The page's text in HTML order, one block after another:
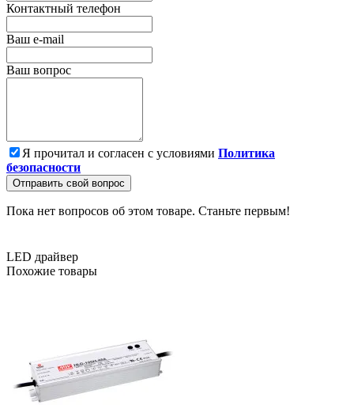
Контактный телефон
Ваш e-mail
Ваш вопрос
Я прочитал и согласен с условиями Политика
безопасности
Отправить свой вопрос
Пока нет вопросов об этом товаре. Станьте первым!
LED драйвер
Похожие товары